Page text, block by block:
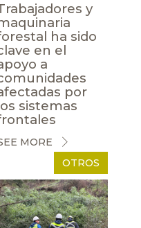
y
ha sido
en el
a
por
sistemas
MORE
OTROS